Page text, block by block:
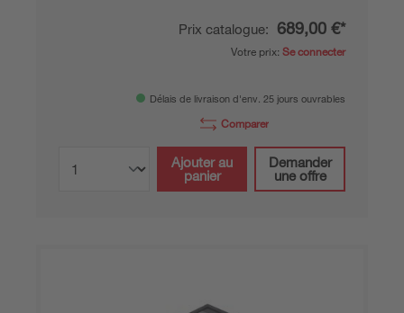
Prix catalogue: 689,00 €*
Votre prix: Se connecter
Délais de livraison d'env. 25 jours ouvrables
Comparer
Ajouter au
panier
Demander
une offre